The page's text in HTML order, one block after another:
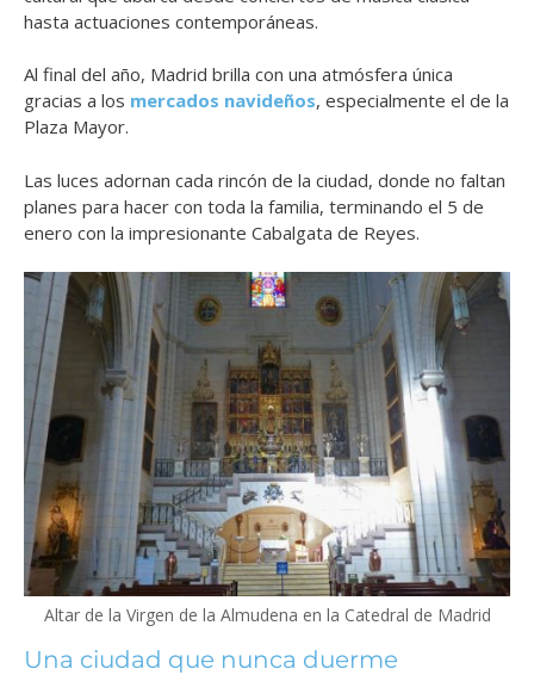
hasta actuaciones contemporáneas.
Al final del año, Madrid brilla con una atmósfera única
gracias a los mercados navideños, especialmente el de la
Plaza Mayor.
Las luces adornan cada rincón de la ciudad, donde no faltan
planes para hacer con toda la familia, terminando el 5 de
enero con la impresionante Cabalgata de Reyes.
Altar de la Virgen de la Almudena en la Catedral de Madrid
Una ciudad que nunca duerme